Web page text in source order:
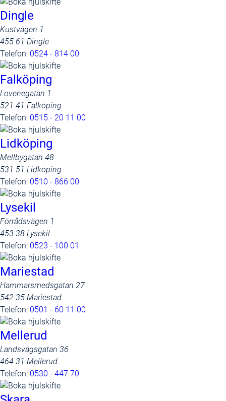
Dingle
Kustvägen 1
455 61 Dingle
Telefon: 0524 - 814 00
Falköping
Lovenegatan 1
521 41 Falköping
Telefon: 0515 - 20 11 00
Lidköping
Mellbygatan 48
531 51 Lidköping
Telefon: 0510 - 866 00
Lysekil
Förrådsvägen 1
453 38 Lysekil
Telefon: 0523 - 100 01
Mariestad
Hammarsmedsgatan 27
542 35 Mariestad
Telefon: 0501 - 60 11 00
Mellerud
Landsvägsgatan 36
464 31 Mellerud
Telefon: 0530 - 447 70